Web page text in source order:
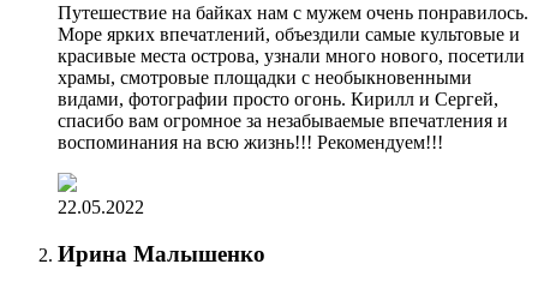
Путешествие на байках нам с мужем очень понравилось.
Море ярких впечатлений, объездили самые культовые и
красивые места острова, узнали много нового, посетили
храмы, смотровые площадки с необыкновенными
видами, фотографии просто огонь. Кирилл и Сергей,
спасибо вам огромное за незабываемые впечатления и
воспоминания на всю жизнь!!! Рекомендуем!!!
22.05.2022
Ирина Малышенко